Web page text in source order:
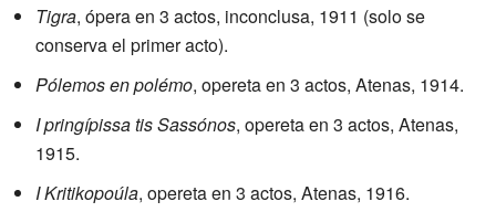
Tigra, ópera en 3 actos, inconclusa, 1911 (solo se
conserva el primer acto).
Pólemos en polémo, opereta en 3 actos, Atenas, 1914.
I pringípissa tis Sassónos, opereta en 3 actos, Atenas,
1915.
I Kritikopoúla, opereta en 3 actos, Atenas, 1916.